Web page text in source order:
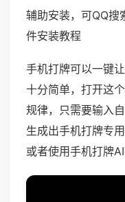
辅助安装，可QQ
件安装教程
手机打牌可以一键
十分简单，打开这
规律，只需要输入
生成出手机打牌专
或者使用手机打牌